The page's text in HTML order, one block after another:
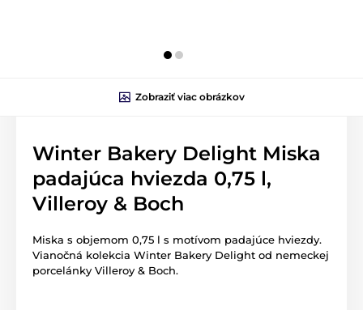
Zobraziť viac obrázkov
Winter Bakery Delight Miska
padajúca hviezda 0,75 l,
Villeroy & Boch
Miska s objemom 0,75 l s motívom padajúce hviezdy.
Vianočná kolekcia Winter Bakery Delight od nemeckej
porcelánky Villeroy & Boch.